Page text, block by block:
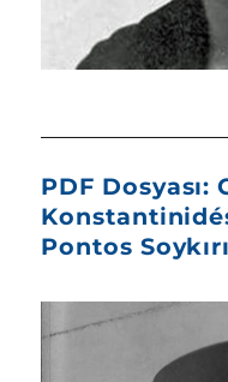
PDF Dosyası:
Pontos